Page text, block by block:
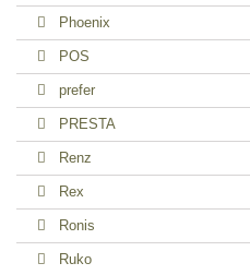
Phoenix
POS
prefer
PRESTA
Renz
Rex
Ronis
Ruko